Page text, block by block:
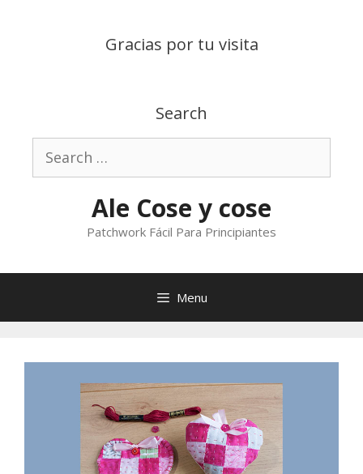
Gracias por tu visita
Search
Search
for:
Ale Cose y cose
Patchwork Fácil Para Principiantes
Menu